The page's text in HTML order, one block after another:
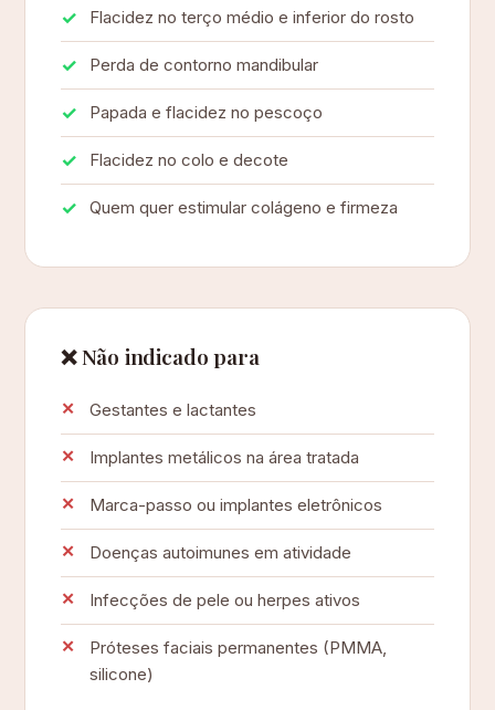
Flacidez no terço médio e inferior do rosto
Perda de contorno mandibular
Papada e flacidez no pescoço
Flacidez no colo e decote
Quem quer estimular colágeno e firmeza
❌ Não indicado para
Gestantes e lactantes
Implantes metálicos na área tratada
Marca-passo ou implantes eletrônicos
Doenças autoimunes em atividade
Infecções de pele ou herpes ativos
Próteses faciais permanentes (PMMA,
silicone)